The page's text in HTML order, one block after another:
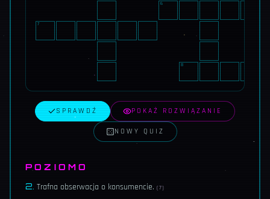
6
7
8
SPRAWDŹ POKAŻ ROZWIĄZANIE
NOWY QUIZ
POZIOMO
2. Trafna obserwacja o konsumencie. (7)